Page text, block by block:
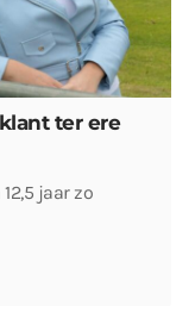
ter ere
jaar zo